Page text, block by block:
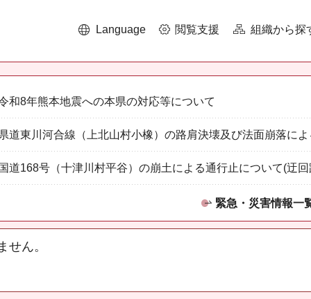
Language 閲覧支援 組織から探
和8年熊本地震への本県の対応等について
道東川河合線（上北山村小橡）の路肩決壊及び法面崩落に
道168号（十津川村平谷）の崩土による通行止について(迂
緊急・災害情報一
せん。